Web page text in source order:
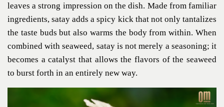
leaves a strong impression on the dish. Made from familiar
ingredients, satay adds a spicy kick that not only tantalizes
the taste buds but also warms the body from within. When
combined with seaweed, satay is not merely a seasoning; it
becomes a catalyst that allows the flavors of the seaweed
to burst forth in an entirely new way.